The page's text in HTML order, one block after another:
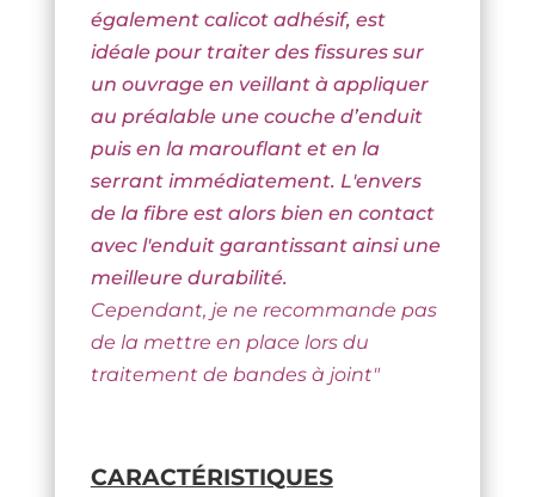
également calicot adhésif, est
idéale pour traiter des fissures sur
un ouvrage en veillant à appliquer
au préalable une couche d’enduit
puis en la marouflant et en la
serrant immédiatement. L'envers
de la fibre est alors bien en contact
avec l'enduit garantissant ainsi une
meilleure durabilité.
Cependant, je ne recommande pas
de la mettre en place lors du
traitement de bandes à joint"
CARACTÉRISTIQUES